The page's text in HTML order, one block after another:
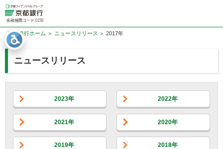
金融機関コード:0158
京都銀行ホーム ニュースリリース 2017年
ニュースリリース
2023年 2022年
2021年 2020年
2019年 2018年